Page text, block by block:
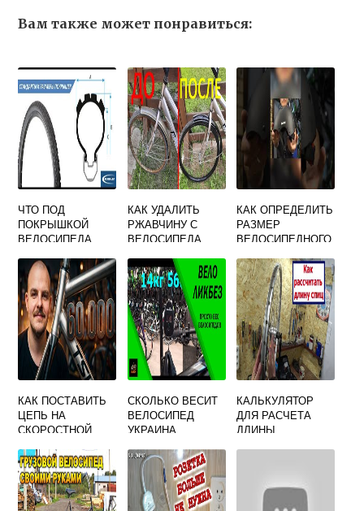
Вам также может понравиться:
ЧТО ПОД
ПОКРЫШКОЙ
ВЕЛОСИПЕДА
КАК УДАЛИТЬ
РЖАВЧИНУ С
ВЕЛОСИПЕДА
КАК ОПРЕДЕЛИТЬ
РАЗМЕР
ВЕЛОСИПЕДНОГО
КАК ПОСТАВИТЬ
ЦЕПЬ НА
СКОРОСТНОЙ
СКОЛЬКО ВЕСИТ
ВЕЛОСИПЕД
УКРАИНА
КАЛЬКУЛЯТОР
ДЛЯ РАСЧЕТА
ДЛИНЫ